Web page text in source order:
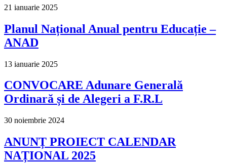
21 ianuarie 2025
Planul Național Anual pentru Educație –
ANAD
13 ianuarie 2025
CONVOCARE Adunare Generală
Ordinară și de Alegeri a F.R.L
30 noiembrie 2024
ANUNȚ PROIECT CALENDAR
NAȚIONAL 2025